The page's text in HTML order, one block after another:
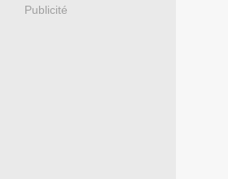
Publicité